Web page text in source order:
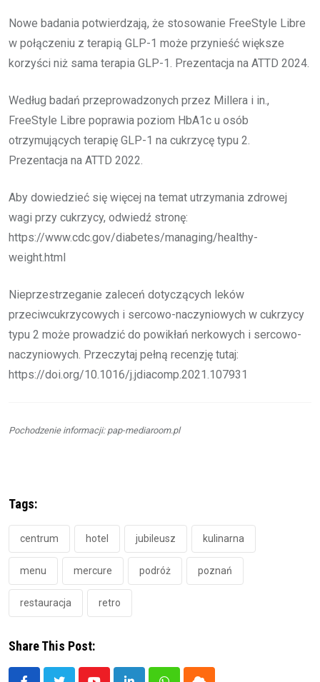
Nowe badania potwierdzają, że stosowanie FreeStyle Libre
w połączeniu z terapią GLP-1 może przynieść większe
korzyści niż sama terapia GLP-1. Prezentacja na ATTD 2024.
Według badań przeprowadzonych przez Millera i in.,
FreeStyle Libre poprawia poziom HbA1c u osób
otrzymujących terapię GLP-1 na cukrzycę typu 2.
Prezentacja na ATTD 2022.
Aby dowiedzieć się więcej na temat utrzymania zdrowej
wagi przy cukrzycy, odwiedź stronę:
https://www.cdc.gov/diabetes/managing/healthy-
weight.html
Nieprzestrzeganie zaleceń dotyczących leków
przeciwcukrzycowych i sercowo-naczyniowych w cukrzycy
typu 2 może prowadzić do powikłań nerkowych i sercowo-
naczyniowych. Przeczytaj pełną recenzję tutaj:
https://doi.org/10.1016/j.jdiacomp.2021.107931
Pochodzenie informacji: pap-mediaroom.pl
Tags:
centrum hotel jubileusz kulinarna
menu mercure podróż poznań
restauracja retro
Share This Post: